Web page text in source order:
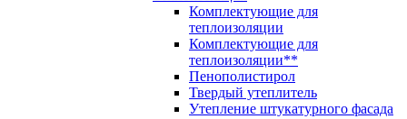
Комплектующие для
теплоизоляции
Комплектующие для
теплоизоляции**
Пенополистирол
Твердый утеплитель
Утепление штукатурного фасада